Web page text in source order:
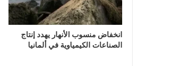
انخفاض منسوب الأنهار يهدد إنتاج
الصناعات الكيمياوية في ألمانيا